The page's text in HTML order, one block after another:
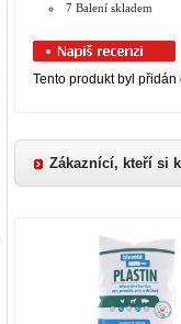
7 Balení skladem
Tento produkt byl
Zákaznící, kteří si